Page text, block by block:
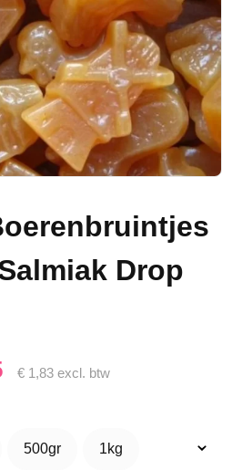
Drop
€ 1,83 excl. btw
500gr
500gr
1kg
1kg